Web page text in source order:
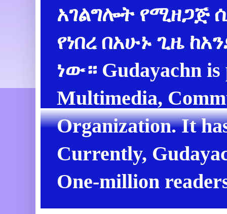
አገልግሎት የሚዘጋጅ
የነበረ በአሁኑ ጊዜ
ነው። Gudayachn is
Multimedia,
Organization. It
Currently,
One-million